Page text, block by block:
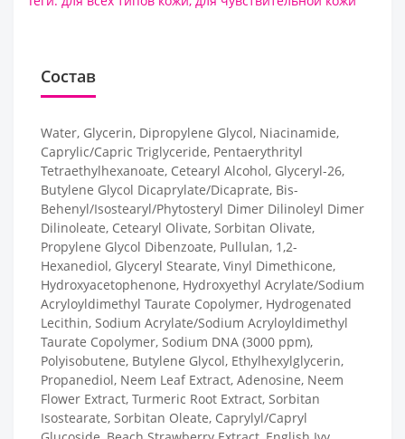
Состав
Water, Glycerin, Dipropylene Glycol, Niacinamide,
Caprylic/Capric Triglyceride, Pentaerythrityl
Tetraethylhexanoate, Cetearyl Alcohol, Glyceryl-26,
Butylene Glycol Dicaprylate/Dicaprate, Bis-
Behenyl/Isostearyl/Phytosteryl Dimer Dilinoleyl Dimer
Dilinoleate, Cetearyl Olivate, Sorbitan Olivate,
Propylene Glycol Dibenzoate, Pullulan, 1,2-
Hexanediol, Glyceryl Stearate, Vinyl Dimethicone,
Hydroxyacetophenone, Hydroxyethyl Acrylate/Sodium
Acryloyldimethyl Taurate Copolymer, Hydrogenated
Lecithin, Sodium Acrylate/Sodium Acryloyldimethyl
Taurate Copolymer, Sodium DNA (3000 ppm),
Polyisobutene, Butylene Glycol, Ethylhexylglycerin,
Propanediol, Neem Leaf Extract, Adenosine, Neem
Flower Extract, Turmeric Root Extract, Sorbitan
Isostearate, Sorbitan Oleate, Caprylyl/Capryl